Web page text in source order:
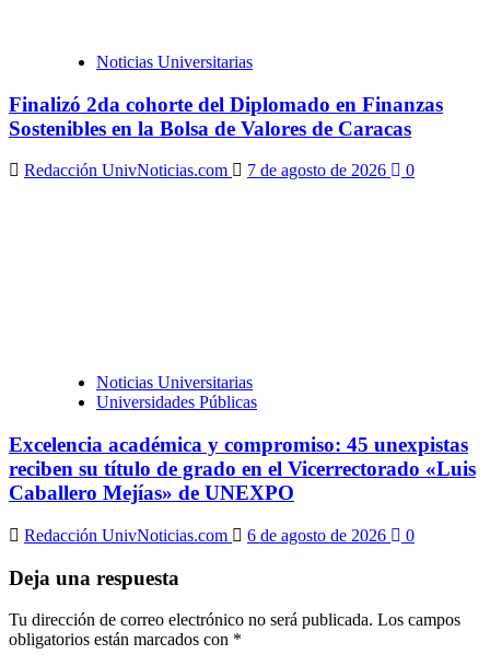
Noticias Universitarias
Finalizó 2da cohorte del Diplomado en Finanzas
Sostenibles en la Bolsa de Valores de Caracas
Redacción UnivNoticias.com 7 de agosto de 2026 0
Noticias Universitarias
Universidades Públicas
Excelencia académica y compromiso: 45 unexpistas
reciben su título de grado en el Vicerrectorado «Luis
Caballero Mejías» de UNEXPO
Redacción UnivNoticias.com 6 de agosto de 2026 0
Deja una respuesta
Tu dirección de correo electrónico no será publicada. Los campos
obligatorios están marcados con *